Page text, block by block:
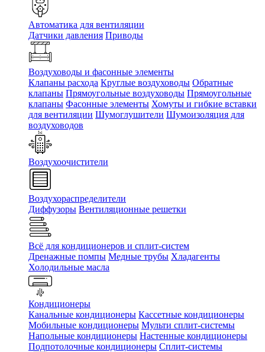
Автоматика для вентиляции
Датчики давления Приводы
Воздуховоды и фасонные элементы
Клапаны расхода Круглые воздуховоды Обратные
клапаны Прямоугольные воздуховоды Прямоугольные
клапаны Фасонные элементы Хомуты и гибкие вставки
для вентиляции Шумоглушители Шумоизоляция для
воздуховодов
Воздухоочистители
Воздухораспределители
Диффузоры Вентиляционные решетки
Всё для кондиционеров и сплит-систем
Дренажные помпы Медные трубы Хладагенты
Холодильные масла
Кондиционеры
Канальные кондиционеры Кассетные кондиционеры
Мобильные кондиционеры Мульти сплит-системы
Напольные кондиционеры Настенные кондиционеры
Подпотолочные кондиционеры Сплит-системы